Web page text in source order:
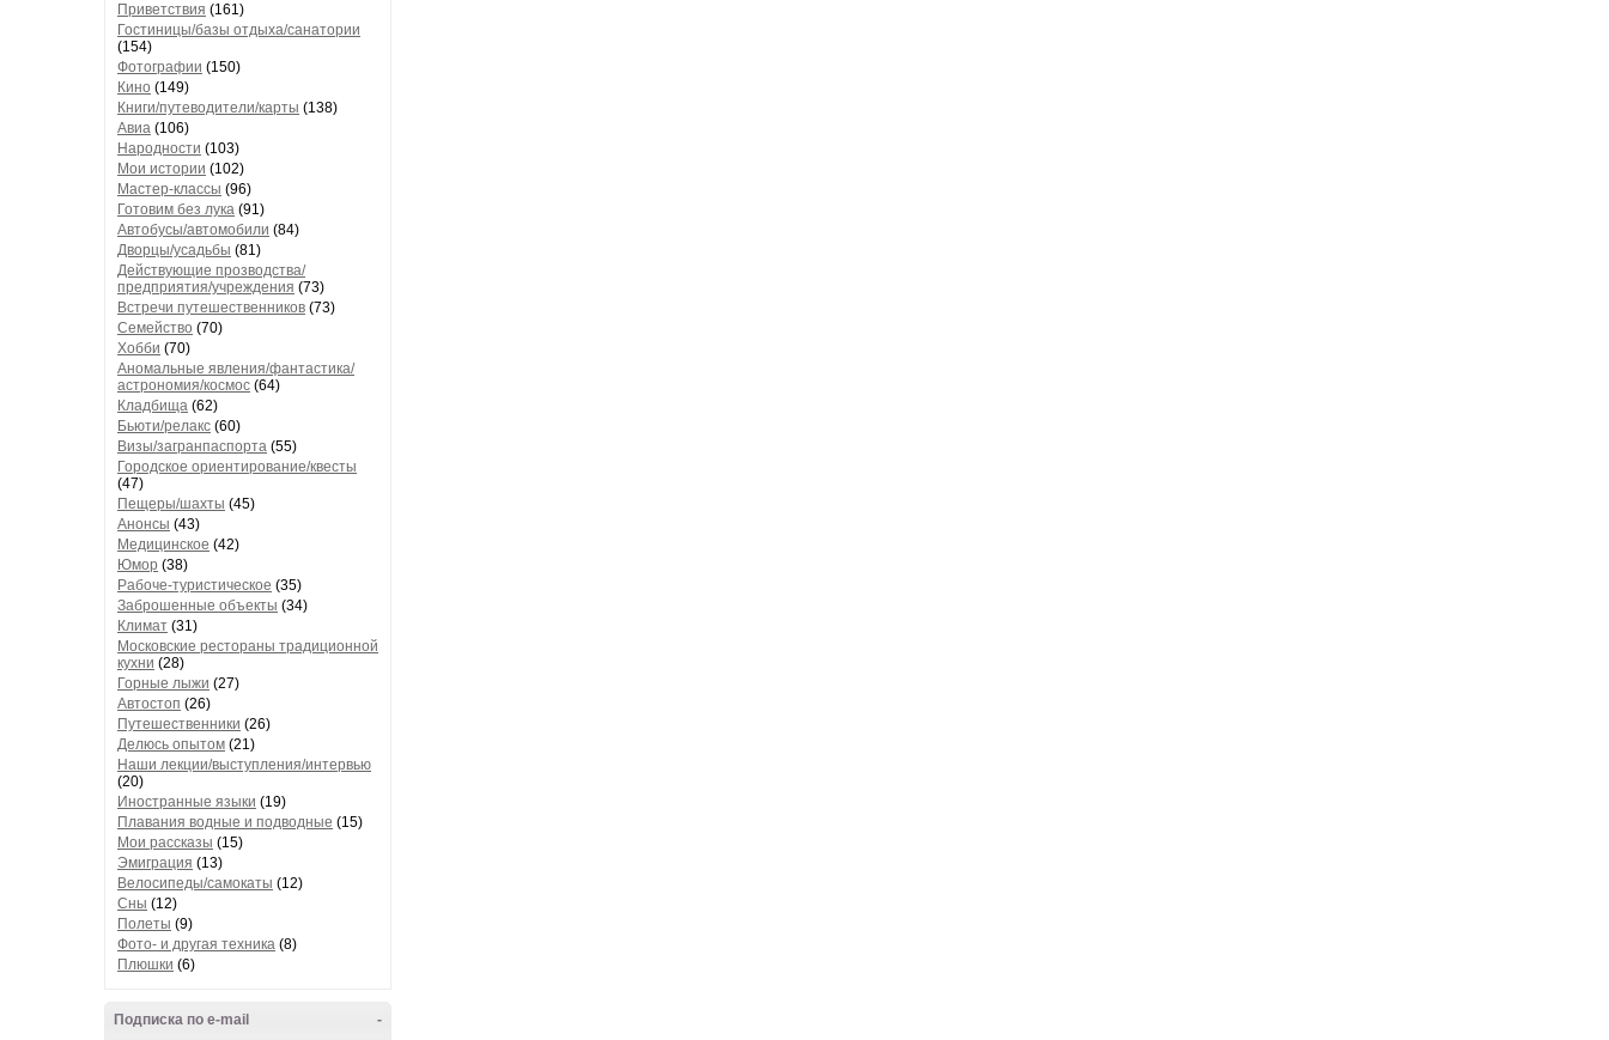
Приветствия (161)
Гостиницы/базы отдыха/санатории
(154)
Фотографии (150)
Кино (149)
Книги/путеводители/карты (138)
Авиа (106)
Народности (103)
Мои истории (102)
Мастер-классы (96)
Готовим без лука (91)
Автобусы/автомобили (84)
Дворцы/усадьбы (81)
Действующие прозводства/
предприятия/учреждения (73)
Встречи путешественников (73)
Семейство (70)
Хобби (70)
Аномальные явления/фантастика/
астрономия/космос (64)
Кладбища (62)
Бьюти/релакс (60)
Визы/загранпаспорта (55)
Городское ориентирование/квесты
(47)
Пещеры/шахты (45)
Анонсы (43)
Медицинское (42)
Юмор (38)
Рабоче-туристическое (35)
Заброшенные объекты (34)
Климат (31)
Московские рестораны традиционной
кухни (28)
Горные лыжи (27)
Автостоп (26)
Путешественники (26)
Делюсь опытом (21)
Наши лекции/выступления/интервью
(20)
Иностранные языки (19)
Плавания водные и подводные (15)
Мои рассказы (15)
Эмиграция (13)
Велосипеды/самокаты (12)
Сны (12)
Полеты (9)
Фото- и другая техника (8)
Плюшки (6)
-
Подписка по e-mail